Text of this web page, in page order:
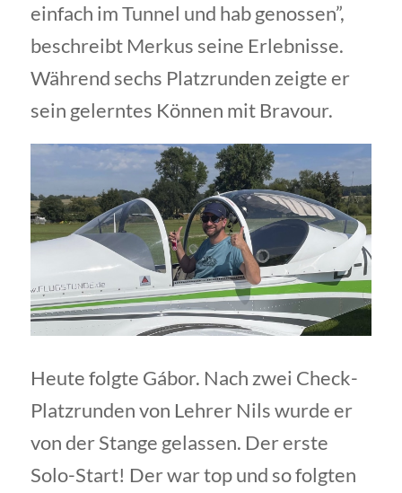
einfach im Tunnel und hab genossen”,
beschreibt Merkus seine Erlebnisse.
Während sechs Platzrunden zeigte er
sein gelerntes Können mit Bravour.
Heute folgte Gábor. Nach zwei Check-
Platzrunden von Lehrer Nils wurde er
von der Stange gelassen. Der erste
Solo-Start! Der war top und so folgten